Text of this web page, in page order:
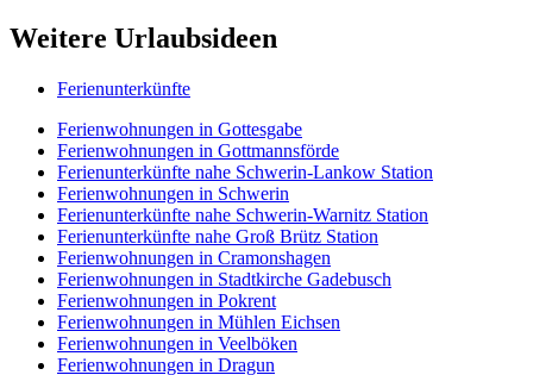
Weitere Urlaubsideen
Ferienunterkünfte
Ferienwohnungen in Gottesgabe
Ferienwohnungen in Gottmannsförde
Ferienunterkünfte nahe Schwerin-Lankow Station
Ferienwohnungen in Schwerin
Ferienunterkünfte nahe Schwerin-Warnitz Station
Ferienunterkünfte nahe Groß Brütz Station
Ferienwohnungen in Cramonshagen
Ferienwohnungen in Stadtkirche Gadebusch
Ferienwohnungen in Pokrent
Ferienwohnungen in Mühlen Eichsen
Ferienwohnungen in Veelböken
Ferienwohnungen in Dragun